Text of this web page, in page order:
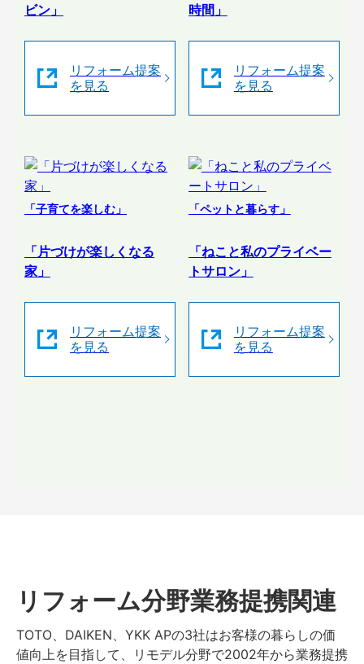
ビン」
リフォーム提案
を見る
時間」
リフォーム提案
を見る
「子育てを楽しむ」
「片づけが楽しくなる
家」
リフォーム提案
を見る
「ペットと暮らす」
「ねこと私のプライベー
トサロン」
リフォーム提案
を見る
リフォーム分野業務提携関連
TOTO、DAIKEN、YKK APの3社はお客様の暮らしの価
値向上を目指して、リモデル分野で2002年から業務提携